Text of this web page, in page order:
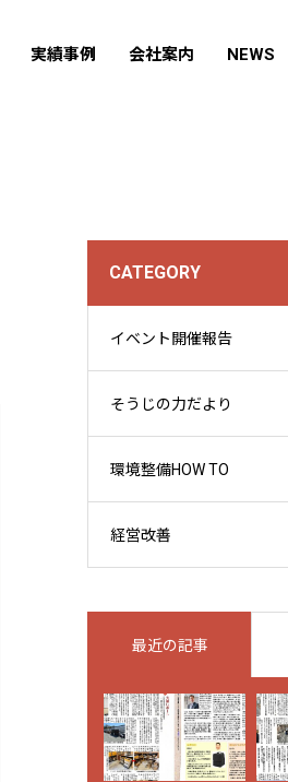
実績事例 会社案内 NEWS
CATEGORY
イベント開催報告
そうじの力だより
環境整備HOW TO
経営改善
最近の記事